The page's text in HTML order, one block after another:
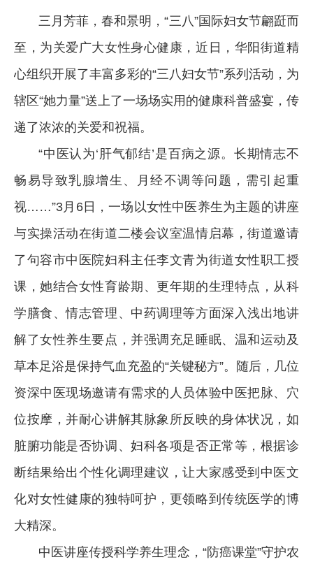
三月芳菲，春和景明，“三八”国际妇女节翩跹而
至，为关爱广大女性身心健康，近日，华阳街道精
心组织开展了丰富多彩的“三八妇女节”系列活动，为
辖区“她力量”送上了一场场实用的健康科普盛宴，传
递了浓浓的关爱和祝福。
“中医认为‘肝气郁结’是百病之源。长期情志不
畅易导致乳腺增生、月经不调等问题，需引起重
视……”3月6日，一场以女性中医养生为主题的讲座
与实操活动在街道二楼会议室温情启幕，街道邀请
了句容市中医院妇科主任李文青为街道女性职工授
课，她结合女性育龄期、更年期的生理特点，从科
学膳食、情志管理、中药调理等方面深入浅出地讲
解了女性养生要点，并强调充足睡眠、温和运动及
草本足浴是保持气血充盈的“关键秘方”。随后，几位
资深中医现场邀请有需求的人员体验中医把脉、穴
位按摩，并耐心讲解其脉象所反映的身体状况，如
脏腑功能是否协调、妇科各项是否正常等，根据诊
断结果给出个性化调理建议，让大家感受到中医文
化对女性健康的独特呵护，更领略到传统医学的博
大精深。
中医讲座传授科学养生理念，“防癌课堂”守护农